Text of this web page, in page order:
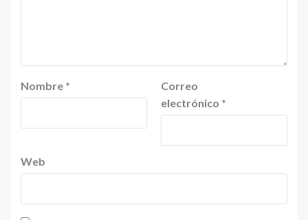
Nombre *
Correo
electrónico *
Web